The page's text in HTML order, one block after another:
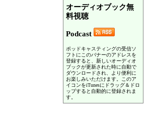
オーディオブック無
料視聴
Podcast
ポッドキャスティングの受信ソ
フトにこのバナーのアドレスを
登録すると、新しいオーディオ
ブックが更新された時に自動で
ダウンロードされ、より便利に
お楽しみいただけます。このア
イコンをiTunesにドラッグ＆ドロ
ップすると自動的に登録されま
す。